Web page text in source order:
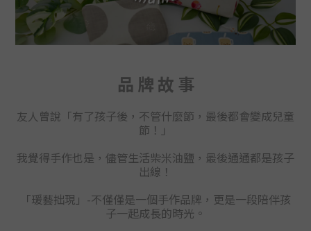
品 牌 故 事
友人曾說「有了孩子後，不管什麼節，最後都會變成兒童
節！」
我覺得手作也是，儘管生活柴米油鹽，最後通通都是孩子
出線！
「瑗藝拙現」-不僅僅是一個手作品牌，更是一段陪伴孩
子一起成長的時光。